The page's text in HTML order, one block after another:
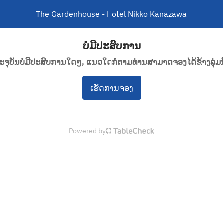
The Gardenhouse - Hotel Nikko Kanazawa
ບໍ່ມີປະສົບການ
ຈຸບັນບໍ່ມີປະສົບການໃດໆ, ແນວໃດກໍ່ຕາມທ່ານສາມາດຈອງໄດ້ຂ້າງລຸ່ມ
ເຮັດການຈອງ
Powered by